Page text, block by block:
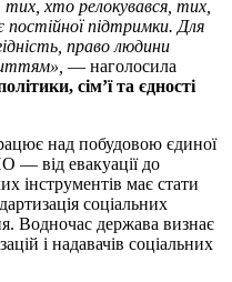
хто релокувався, тих,
підтримки. Для
право людини
— наголосила
сім’ї та єдності
над побудовою єдиної
— від евакуації до
інструментів має стати
соціальних
Водночас держава визнає
і надавачів соціальних